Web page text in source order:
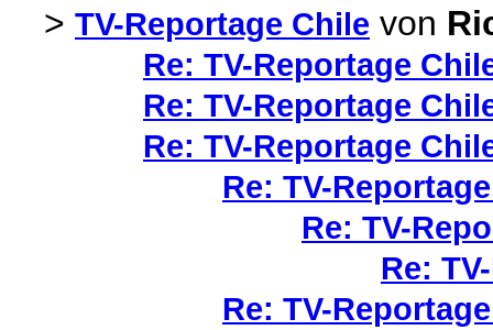
> TV-Reportage Chile von
Re: TV-Reportage
Re: TV-Reportage
Re: TV-Reportage
Re: TV-
Re: TV-
Re:
Re: TV-